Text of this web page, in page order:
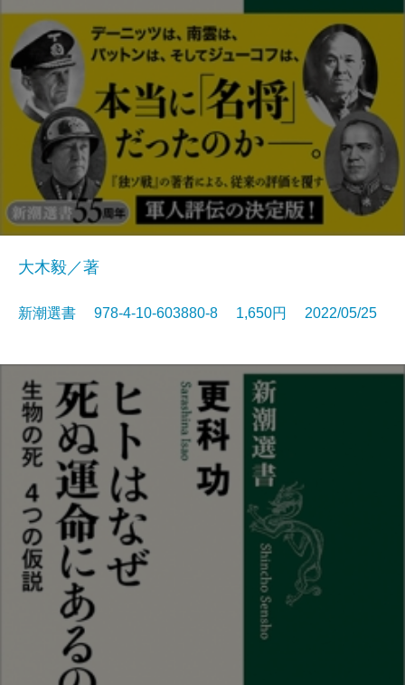
大木毅／著
新潮選書 978-4-10-603880-8 1,650円 2022/05/25